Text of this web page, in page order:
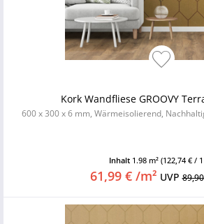
Kork Wandfliese GROOVY
600 x 300 x 6 mm, Wärmeisolierend,
Inhalt 1.98 m² (122,74 € /
61,99 € /m² UVP